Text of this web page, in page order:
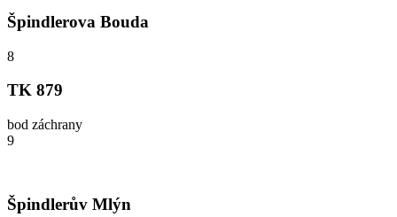
Špindlerova Bouda
8
TK 879
bod záchrany
9
Špindlerův Mlýn